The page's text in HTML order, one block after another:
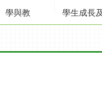
學與教 學生成長